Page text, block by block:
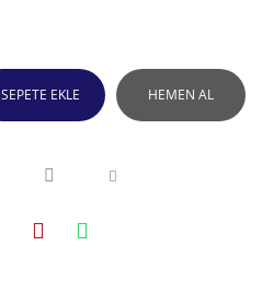
SEPETE EKLE HEMEN AL